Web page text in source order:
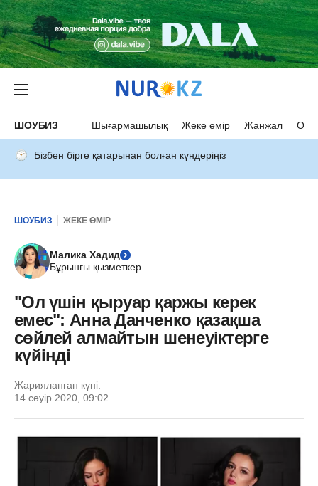
ШОУБИЗ Шығармашылық Жеке өмір Жанжал
Бізбен бірге қатарынан болған күндеріңіз
ШОУБИЗ ЖЕКЕ ӨМІР
Малика Хадид
Бұрынғы қызметкер
"Ол үшін қыруар қаржы керек
емес": Анна Данченко қазақша
сөйлей алмайтын шенеуіктерге
күйінді
Жарияланған күні:
14 сәуір 2020, 09:02